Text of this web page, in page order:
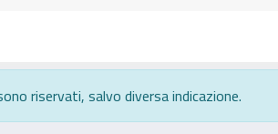
riservati, salvo diversa indicazione.